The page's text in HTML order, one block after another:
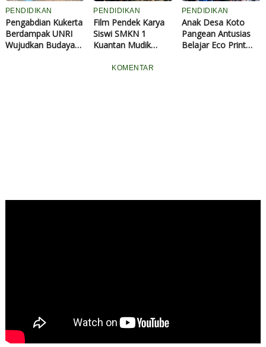
PENDIDIKAN
Pengabdian Kukerta
Berdampak UNRI
Wujudkan Budaya
PENDIDIKAN
Film Pendek Karya
Siswi SMKN 1
Kuantan Mudik
Kuansing
PENDIDIKAN
Anak Desa Koto
Pangean Antusias
Belajar Eco Print
KOMENTAR